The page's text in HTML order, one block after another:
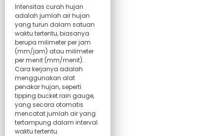
Intensitas curah hujan
adalah jumlah air hujan
yang turun dalam satuan
waktu tertentu, biasanya
berupa milimeter per jam
(mm/jam) atau milimeter
per menit (mm/menit).
Cara kerjanya adalah
menggunakan alat
penakar hujan, seperti
tipping bucket rain gauge,
yang secara otomatis
mencatat jumlah air yang
tertampung dalam interval
waktu tertentu.